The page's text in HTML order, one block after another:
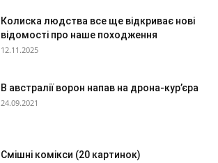
Колиска людства все ще відкриває нові
відомості про наше походження
12.11.2025
В австралії ворон напав на дрона-кур’єра
24.09.2021
Смішні комікси (20 картинок)